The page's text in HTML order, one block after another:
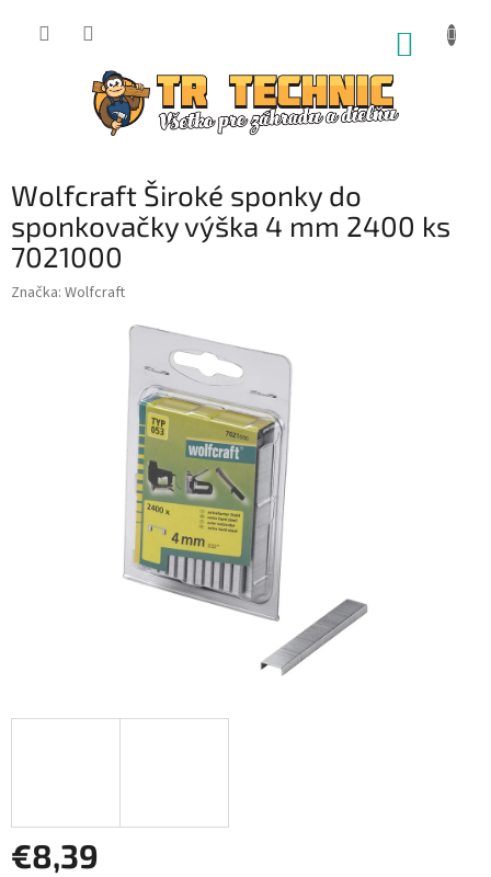
Wolfcraft Široké sponky do
sponkovačky výška 4 mm 2400 ks
7021000
Značka: Wolfcraft
€8,39